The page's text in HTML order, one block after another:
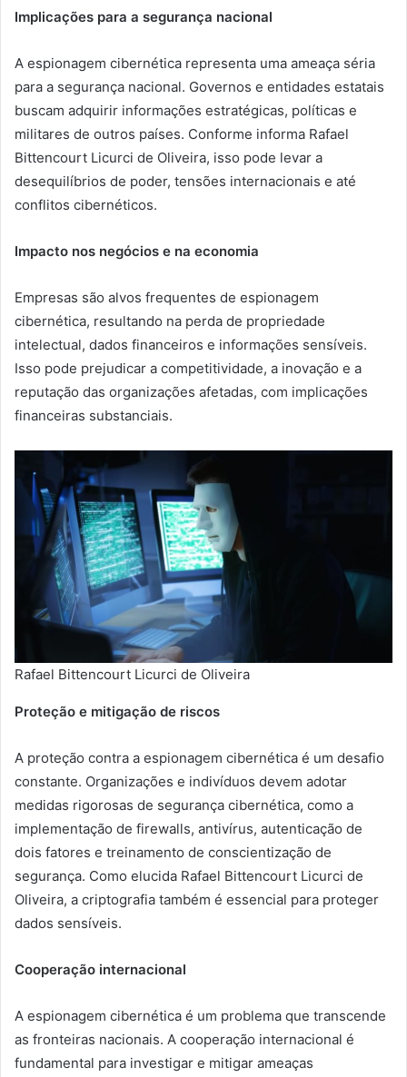
Implicações para a segurança nacional
A espionagem cibernética representa uma ameaça séria
para a segurança nacional. Governos e entidades estatais
buscam adquirir informações estratégicas, políticas e
militares de outros países. Conforme informa Rafael
Bittencourt Licurci de Oliveira, isso pode levar a
desequilíbrios de poder, tensões internacionais e até
conflitos cibernéticos.
Impacto nos negócios e na economia
Empresas são alvos frequentes de espionagem
cibernética, resultando na perda de propriedade
intelectual, dados financeiros e informações sensíveis.
Isso pode prejudicar a competitividade, a inovação e a
reputação das organizações afetadas, com implicações
financeiras substanciais.
Rafael Bittencourt Licurci de Oliveira
Proteção e mitigação de riscos
A proteção contra a espionagem cibernética é um desafio
constante. Organizações e indivíduos devem adotar
medidas rigorosas de segurança cibernética, como a
implementação de firewalls, antivírus, autenticação de
dois fatores e treinamento de conscientização de
segurança. Como elucida Rafael Bittencourt Licurci de
Oliveira, a criptografia também é essencial para proteger
dados sensíveis.
Cooperação internacional
A espionagem cibernética é um problema que transcende
as fronteiras nacionais. A cooperação internacional é
fundamental para investigar e mitigar ameaças